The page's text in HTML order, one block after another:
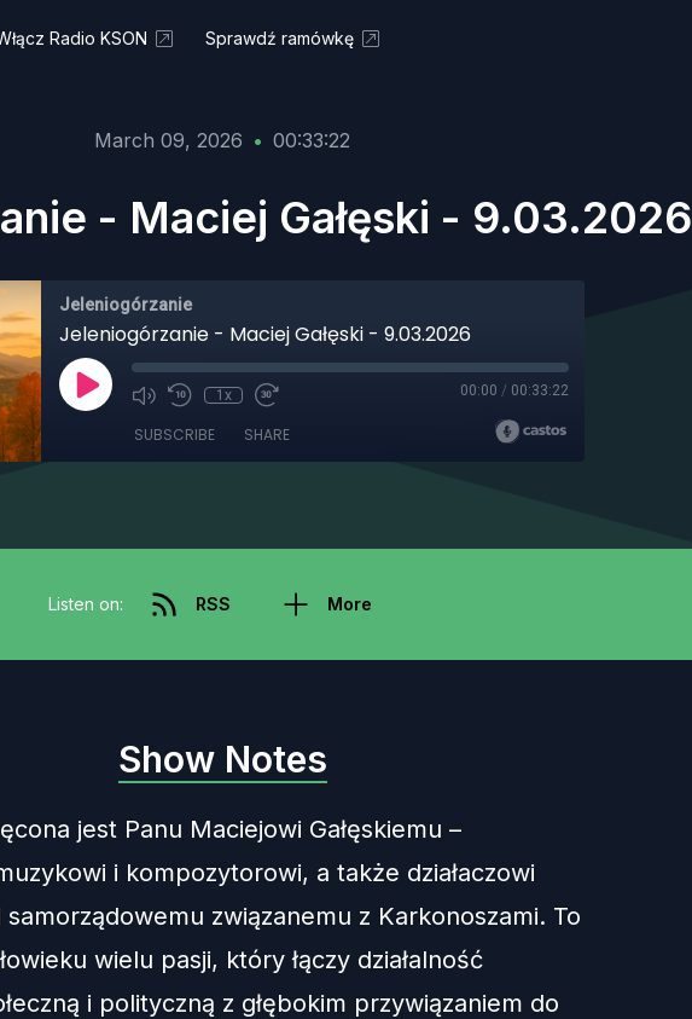
Radio KSON Sprawdź ramówkę
March 09, 2026 • 00:33:22
- Maciej Gałęski - 9.03.2026
Jeleniogórzanie
Jeleniogórzanie - Maciej Gałęski - 9.03.2026
1x 00:00 / 00:33:22
SUBSCRIBE SHARE
Listen on: RSS More
Show Notes
jest Panu Maciejowi Gałęskiemu –
i kompozytorowi, a także działaczowi
samorządowemu związanemu z Karkonoszami. To
wielu pasji, który łączy działalność
i polityczną z głębokim przywiązaniem do